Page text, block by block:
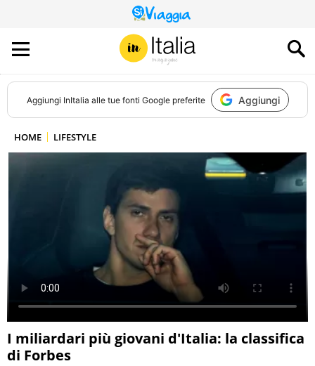
QUESTO
SITO
CONTRIBUISCE
ALL’AUDIENCE
DI
Aggiungi InItalia alle tue fonti Google preferite Aggiungi
HOME LIFESTYLE
I miliardari più giovani d'Italia: la classifica
di Forbes